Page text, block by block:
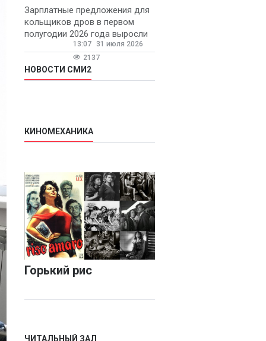
Зарплатные предложения для
кольщиков дров в первом
полугодии 2026 года выросли
на 58% - 62 тысяч рублей в
месяц, сообщает агентство
«Прайм».
13:07
31 июля 2026
2137
НОВОСТИ СМИ2
КИНОМЕХАНИКА
Горький рис
ЧИТАЛЬНЫЙ ЗАЛ